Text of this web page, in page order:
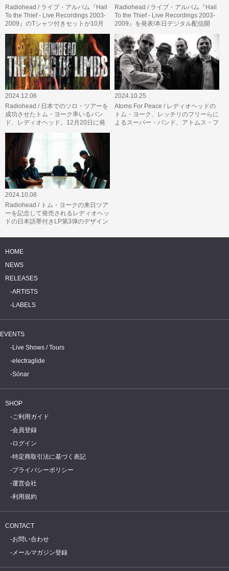
Radiohead / ライブ・アルバム『Hail
To the Thief - Live Recordings 2003-
2009』のTシャツ付きセットが10月
Radiohead / ライブ・アルバム『Hail
To the Thief - Live Recordings 2003-
2009』を発表!本日デジタル配信開
2024.12.06
Radiohead / 日本でのソロ・ツアーを
成功させたトム・ヨーク率いるバン
ド、レディオヘッド。12月20日に発
2024.10.25
Atoms For Peace / レディオヘッドの
トム・ヨーク、レッチリのフリーらに
よるスーパー・バンド、アトムス・フ
2024.10.08
Radiohead / トム・ヨークの来日ツア
ーを記念して発売されるレディオヘッ
ドの日本語帯付きLP第3弾のデザイン
HOME
NEWS
RELEASES
ARTISTS
LABELS
EVENTS
Live Shows / Tours
electraglide
Sónar
SHOP
ご利用ガイド
会員登録
ログイン
特定商取引法に基づく表記
プライバシーポリシー
運営会社
利用規約
CONTACT
お問い合わせ
メールマガジン登録